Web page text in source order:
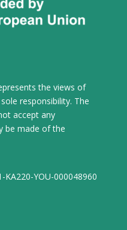
the views of
responsibility. The
accept any
be made of the
KA220-YOU-000048960